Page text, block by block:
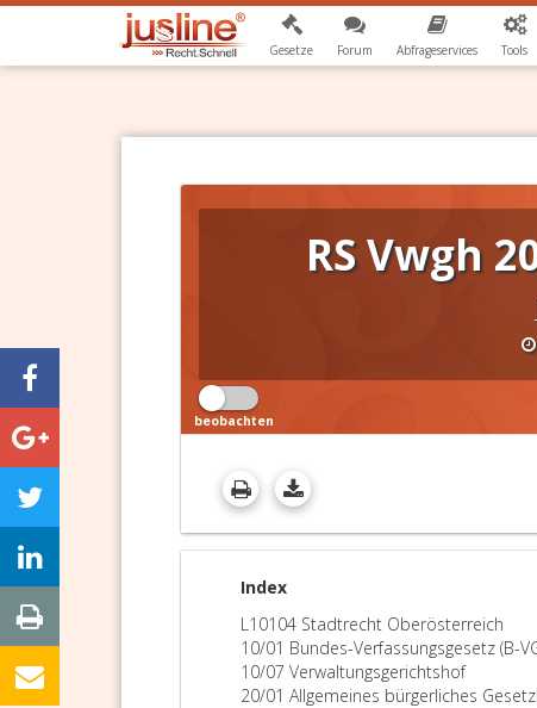
Gesetze Forum Abfrageservices Tools
RS Vwgh
beobachten
Index
L10104 Stadtrecht Oberösterreich
10/01 Bundes-Verfassungsgesetz (B-
10/07 Verwaltungsgerichtshof
20/01 Allgemeines bürgerliches